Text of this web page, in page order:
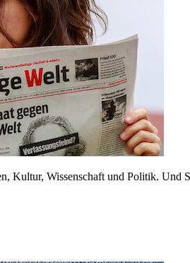
Kultur, Wissenschaft und Politik. Und